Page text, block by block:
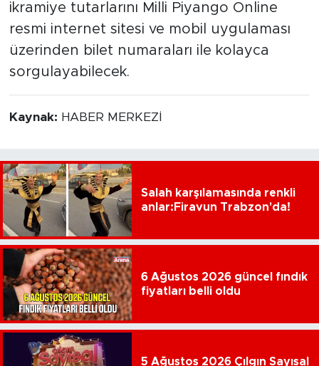
ikramiye tutarlarını Milli Piyango Online
resmi internet sitesi ve mobil uygulaması
üzerinden bilet numaraları ile kolayca
sorgulayabilecek.
Kaynak: HABER MERKEZİ
Salah karşılamasında renkli
anlar:Firavun Trabzon'da!
6 Ağustos 2026 güncel fındık
fiyatları belli oldu
5 Ağustos 2026 Çılgın Sayısal